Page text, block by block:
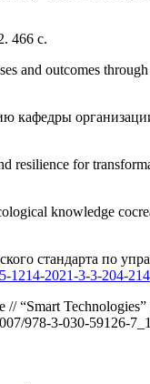
466 с.
and outcomes
кафедры
for
knowledge
стандарта по
1214-2021-3-3-204-214
978-3-030-59126-